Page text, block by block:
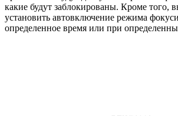
какие будут заблокированы. Кроме того,
установить автовключение режима
определенное время или при